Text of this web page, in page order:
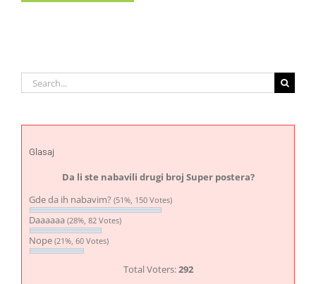
Search
for:
Glasaj
Da li ste nabavili drugi broj Super postera?
Gde da ih nabavim? (51%, 150 Votes)
Daaaaaa (28%, 82 Votes)
Nope (21%, 60 Votes)
Total Voters:292